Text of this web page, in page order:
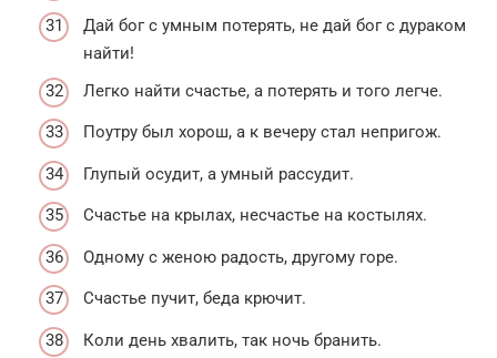
Дай бог с умным потерять, не дай бог с дураком
найти!
Легко найти счастье, а потерять и того легче.
Поутру был хорош, а к вечеру стал непригож.
Глупый осудит, а умный рассудит.
Счастье на крылах, несчастье на костылях.
Одному с женою радость, другому горе.
Счастье пучит, беда крючит.
Коли день хвалить, так ночь бранить.